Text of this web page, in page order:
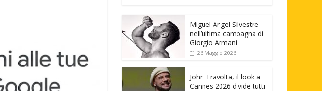
Miguel Angel Silvestre
nell’ultima campagna di
Giorgio Armani
26 Maggio 2026
John Travolta, il look a
Cannes 2026 divide tutti